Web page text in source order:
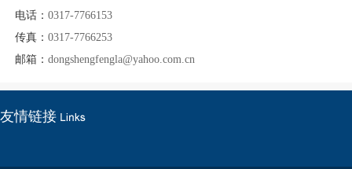
电话： 0317-7766153
传真： 0317-7766253
邮箱： dongshengfengla@yahoo.com.cn
友情链接